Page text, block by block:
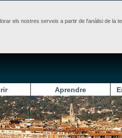
els nostres serveis a partir de l'anàlisi de
Aprendre